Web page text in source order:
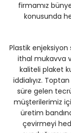
firmamız
konusunda
Plastik enjeksiyon
ithal mukavva
kaliteli plaket
iddialıyız.
süre gelen
müşterilerimiz
üretim
çevirmeyi